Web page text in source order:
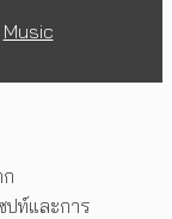
Music
ปท์และการ